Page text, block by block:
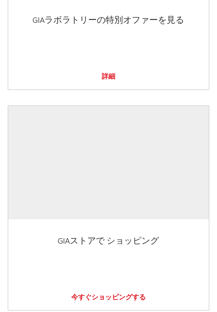
GIAラボラトリーの特別オファーを見る
詳細
GIAストアで ショッピング
今すぐショッピングする